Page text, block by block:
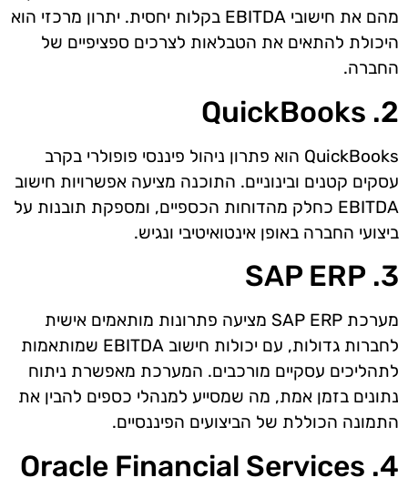
מהם את חישובי EBITDA בקלות יחסית. יתרון מרכזי הוא
היכולת להתאים את הטבלאות לצרכים ספציפיים של
החברה.
2. QuickBooks
QuickBooks הוא פתרון ניהול פיננסי פופולרי בקרב
עסקים קטנים ובינוניים. התוכנה מציעה אפשרויות חישוב
EBITDA כחלק מהדוחות הכספיים, ומספקת תובנות על
ביצועי החברה באופן אינטואיטיבי ונגיש.
3. SAP ERP
מערכת SAP ERP מציעה פתרונות מותאמים אישית
לחברות גדולות, עם יכולות חישוב EBITDA שמותאמות
לתהליכים עסקיים מורכבים. המערכת מאפשרת ניתוח
נתונים בזמן אמת, מה שמסייע למנהלי כספים להבין את
התמונה הכוללת של הביצועים הפיננסיים.
4. Oracle Financial Services